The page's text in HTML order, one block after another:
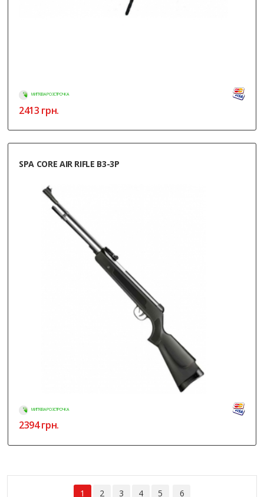
МИТТЄВА РОЗСТРОЧКА
2413 грн.
SPA CORE AIR RIFLE B3-3P
МИТТЄВА РОЗСТРОЧКА
2394грн.
1 2 3 4 5 6